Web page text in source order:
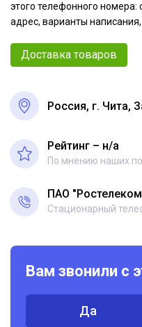
этого телефонного номера:
адрес, варианты
Доставка товаров
Россия, г. Чита,
Рейтинг – н/a
По мнению наших
ПАО
Стационарный
Вам звонили с
Да